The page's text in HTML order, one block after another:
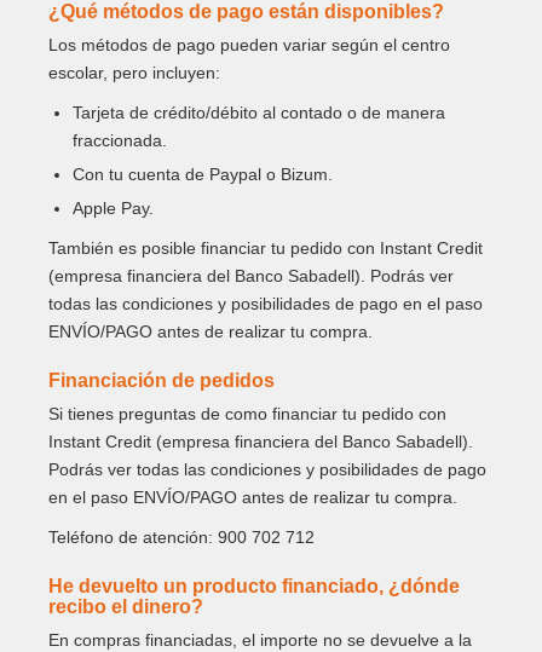
¿Qué métodos de pago están disponibles?
Los métodos de pago pueden variar según el centro
escolar, pero incluyen:
Tarjeta de crédito/débito al contado o de manera
fraccionada.
Con tu cuenta de Paypal o Bizum.
Apple Pay.
También es posible financiar tu pedido con Instant Credit
(empresa financiera del Banco Sabadell). Podrás ver
todas las condiciones y posibilidades de pago en el paso
ENVÍO/PAGO antes de realizar tu compra.
Financiación de pedidos
Si tienes preguntas de como financiar tu pedido con
Instant Credit (empresa financiera del Banco Sabadell).
Podrás ver todas las condiciones y posibilidades de pago
en el paso ENVÍO/PAGO antes de realizar tu compra.
Teléfono de atención: 900 702 712
He devuelto un producto financiado, ¿dónde
recibo el dinero?
En compras financiadas, el importe no se devuelve a la